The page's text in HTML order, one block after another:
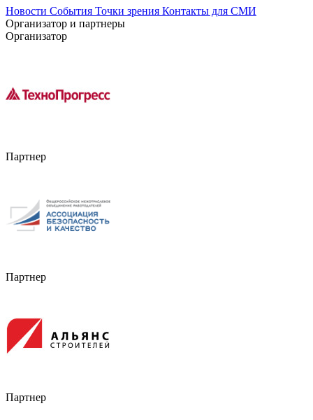
Новости События Точки зрения Контакты для СМИ
Организатор и партнеры
Организатор
Партнер
Партнер
Партнер